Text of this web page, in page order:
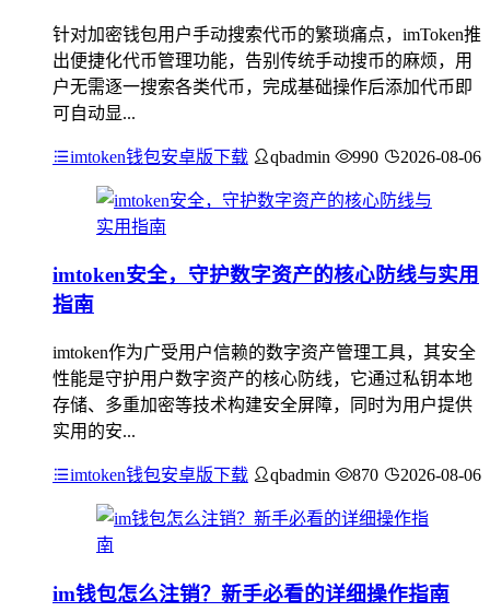
针对加密钱包用户手动搜索代币的繁琐痛点，imToken推
出便捷化代币管理功能，告别传统手动搜币的麻烦，用
户无需逐一搜索各类代币，完成基础操作后添加代币即
可自动显...
imtoken钱包安卓版下载 qbadmin 990 2026-08-06
imtoken安全，守护数字资产的核心防线与实用
指南
imtoken作为广受用户信赖的数字资产管理工具，其安全
性能是守护用户数字资产的核心防线，它通过私钥本地
存储、多重加密等技术构建安全屏障，同时为用户提供
实用的安...
imtoken钱包安卓版下载 qbadmin 870 2026-08-06
im钱包怎么注销？新手必看的详细操作指南